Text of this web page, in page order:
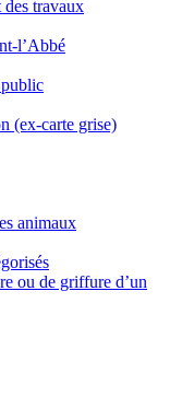
des travaux
l’Abbé
(ex-carte grise)
animaux
ou de griffure d’un